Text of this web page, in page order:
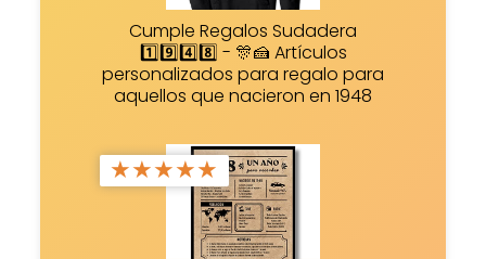
Cumple Regalos Sudadera
1️⃣9️⃣4️⃣8️⃣ - 🎊🍰 Artículos
personalizados para regalo para
aquellos que nacieron en 1948
★★★★★